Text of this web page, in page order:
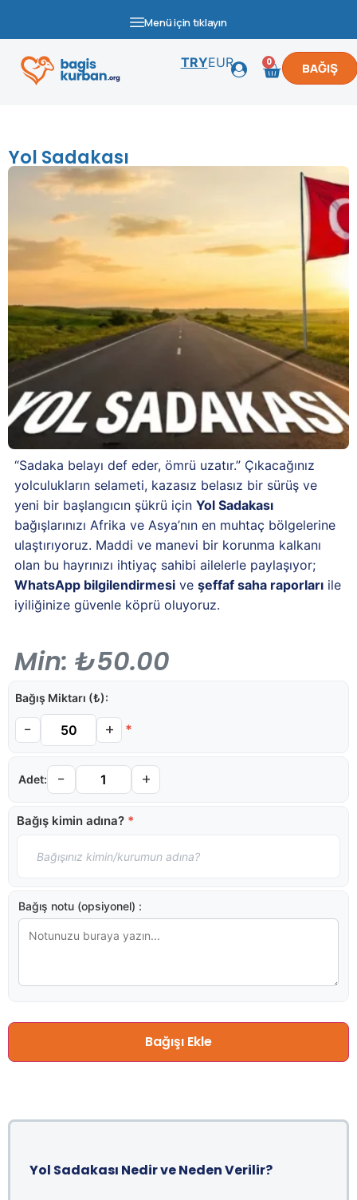
Menü için tıklayın
TRYEUR 0 BAĞIŞ
Yol Sadakası Nedir ve Neden Verilir?
Yol Sadakası
“Sadaka belayı def eder, ömrü uzatır.” Çıkacağınız
yolculukların selameti, kazasız belasız bir sürüş ve
yeni bir başlangıcın şükrü için Yol Sadakası
bağışlarınızı Afrika ve Asya’nın en muhtaç bölgelerine
ulaştırıyoruz. Maddi ve manevi bir korunma kalkanı
olan bu hayrınızı ihtiyaç sahibi ailelerle paylaşıyor;
WhatsApp bilgilendirmesi ve şeffaf saha raporları ile
iyiliğinize güvenle köprü oluyoruz.
Min: ₺50.00
Bağış Miktarı (₺):
− + *
Bağış kimin adına? *
Bağış notu (opsiyonel) :
− +
Bağışı Ekle